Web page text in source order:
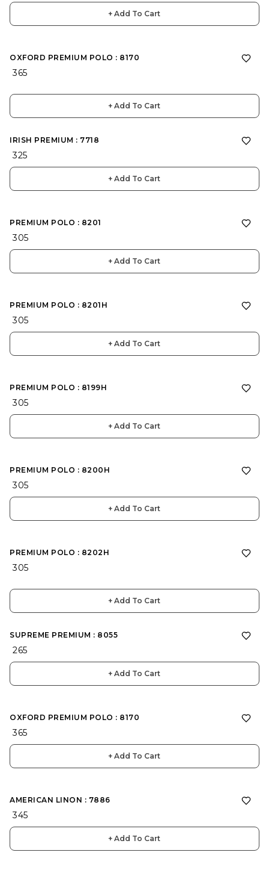
+ Add To Cart
OXFORD PREMIUM POLO : 8170
₹ 365
+ Add To Cart
IRISH PREMIUM : 7718
₹ 325
+ Add To Cart
PREMIUM POLO : 8201
₹ 305
+ Add To Cart
PREMIUM POLO : 8201H
₹ 305
+ Add To Cart
PREMIUM POLO : 8199H
₹ 305
+ Add To Cart
PREMIUM POLO : 8200H
₹ 305
+ Add To Cart
PREMIUM POLO : 8202H
₹ 305
+ Add To Cart
SUPREME PREMIUM : 8055
₹ 265
+ Add To Cart
OXFORD PREMIUM POLO : 8170
₹ 365
+ Add To Cart
AMERICAN LINON : 7886
₹ 345
+ Add To Cart